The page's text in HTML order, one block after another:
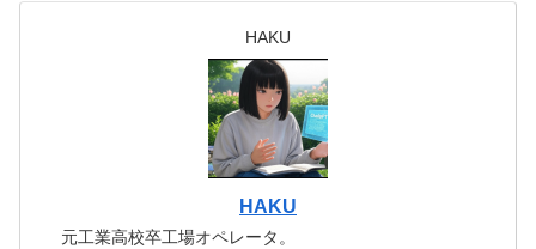
HAKU
HAKU
元工業高校卒工場オペレータ。